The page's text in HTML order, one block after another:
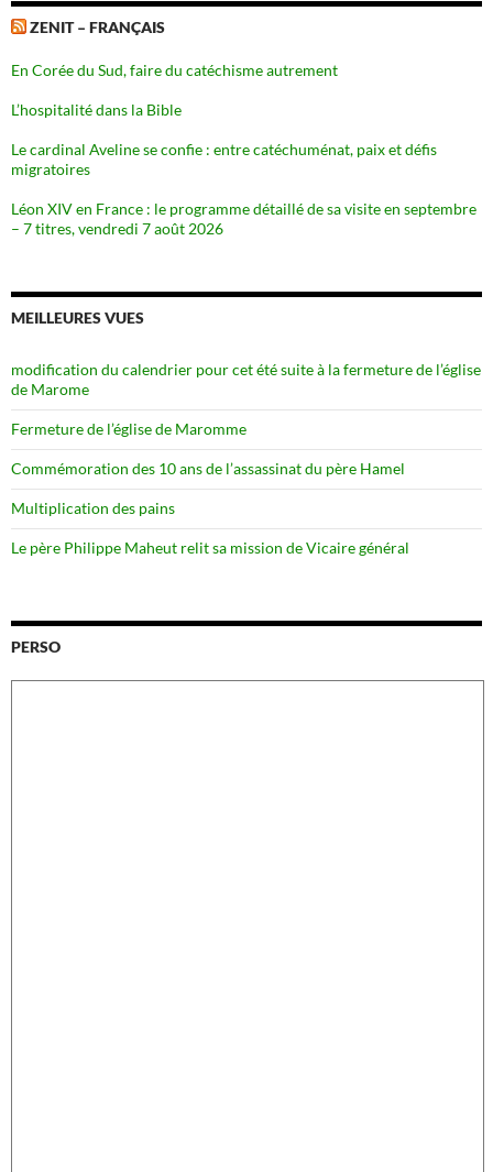
ZENIT – FRANÇAIS
En Corée du Sud, faire du catéchisme autrement
L’hospitalité dans la Bible
Le cardinal Aveline se confie : entre catéchuménat, paix et défis
migratoires
Léon XIV en France : le programme détaillé de sa visite en septembre
– 7 titres, vendredi 7 août 2026
MEILLEURES VUES
modification du calendrier pour cet été suite à la fermeture de l’église
de Marome
Fermeture de l’église de Maromme
Commémoration des 10 ans de l’assassinat du père Hamel
Multiplication des pains
Le père Philippe Maheut relit sa mission de Vicaire général
PERSO